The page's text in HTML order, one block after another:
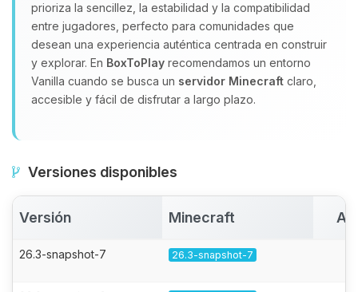
prioriza la sencillez, la estabilidad y la compatibilidad
entre jugadores, perfecto para comunidades que
desean una experiencia auténtica centrada en construir
y explorar. En BoxToPlay recomendamos un entorno
Vanilla cuando se busca un servidor Minecraft claro,
accesible y fácil de disfrutar a largo plazo.
Versiones disponibles
Versión Minecraft
26.3-snapshot-7 26.3-snapshot-7
07/08/2026 15:00